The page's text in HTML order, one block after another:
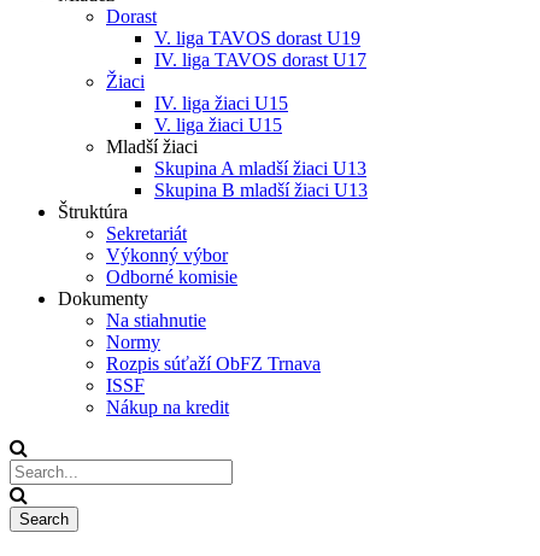
Dorast
V. liga TAVOS dorast U19
IV. liga TAVOS dorast U17
Žiaci
IV. liga žiaci U15
V. liga žiaci U15
Mladší žiaci
Skupina A mladší žiaci U13
Skupina B mladší žiaci U13
Štruktúra
Sekretariát
Výkonný výbor
Odborné komisie
Dokumenty
Na stiahnutie
Normy
Rozpis súťaží ObFZ Trnava
ISSF
Nákup na kredit